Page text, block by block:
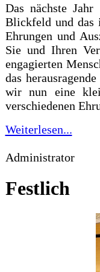
Das nächste
Blickfeld und das
Ehrungen und
Sie und Ihren
engagierten
das
wir nun eine
verschiedenen
Weiterlesen...
Administrator
Festlich